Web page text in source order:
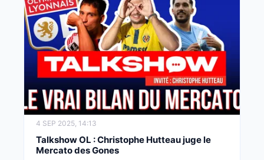
4 SEP 2025, 14:13
Talkshow OL : Christophe Hutteau juge le
Mercato des Gones